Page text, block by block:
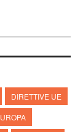
DIRETTIVE UE